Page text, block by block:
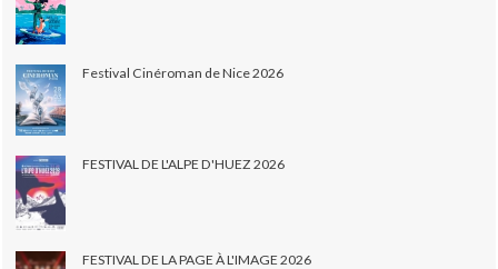
Festival Cinéroman de Nice 2026
FESTIVAL DE L'ALPE D'HUEZ 2026
FESTIVAL DE LA PAGE À L'IMAGE 2026